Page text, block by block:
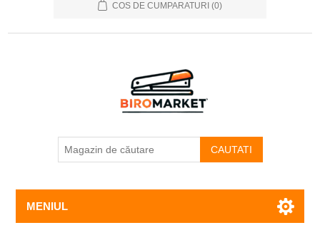
COS DE CUMPARATURI (0)
CAUTATI
MENIUL